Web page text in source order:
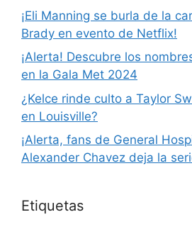
¡Eli Manning se burla de la
Brady en evento de Netflix!
¡Alerta! Descubre los
en la Gala Met 2024
¿Kelce rinde culto a Taylor
en Louisville?
¡Alerta, fans de General
Alexander Chavez deja la
Etiquetas